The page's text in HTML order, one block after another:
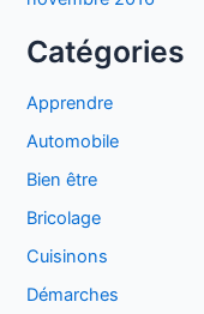
Catégories
Apprendre
Automobile
Bien être
Bricolage
Cuisinons
Démarches